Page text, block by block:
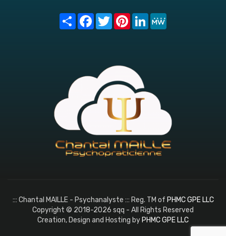
Share FacebookTwitterPinterest
LinkedIn
::: Chantal MAILLE - Psychanalyste ::: Reg. TM of PHMC GPE LLC
Copyright © 2018-2026 sqq - All Rights Reserved
Creation, Design and Hosting by PHMC GPE LLC